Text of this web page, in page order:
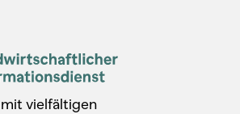
vielfältigen